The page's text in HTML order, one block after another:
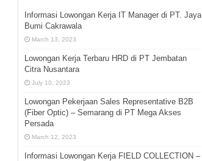
Informasi Lowongan Kerja IT Manager di PT. Jaya
Bumi Cakrawala
March 13, 2023
Lowongan Kerja Terbaru HRD di PT Jembatan
Citra Nusantara
July 10, 2023
Lowongan Pekerjaan Sales Representative B2B
(Fiber Optic) – Semarang di PT Mega Akses
Persada
March 12, 2023
Informasi Lowongan Kerja FIELD COLLECTION –